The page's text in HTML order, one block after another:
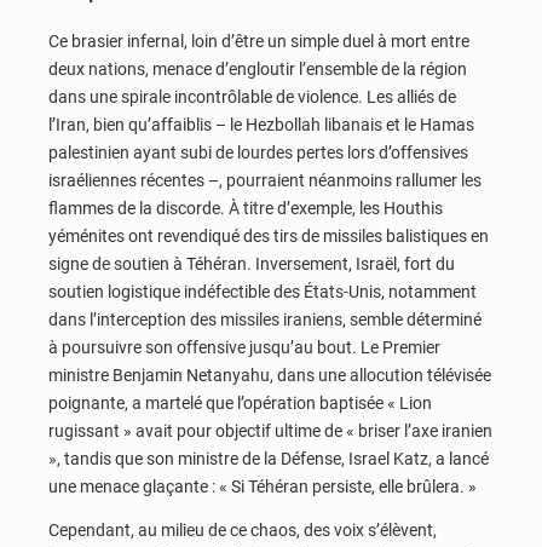
Ce brasier infernal, loin d’être un simple duel à mort entre
deux nations, menace d’engloutir l’ensemble de la région
dans une spirale incontrôlable de violence. Les alliés de
l’Iran, bien qu’affaiblis – le Hezbollah libanais et le Hamas
palestinien ayant subi de lourdes pertes lors d’offensives
israéliennes récentes –, pourraient néanmoins rallumer les
flammes de la discorde. À titre d’exemple, les Houthis
yéménites ont revendiqué des tirs de missiles balistiques en
signe de soutien à Téhéran. Inversement, Israël, fort du
soutien logistique indéfectible des États-Unis, notamment
dans l’interception des missiles iraniens, semble déterminé
à poursuivre son offensive jusqu’au bout. Le Premier
ministre Benjamin Netanyahu, dans une allocution télévisée
poignante, a martelé que l’opération baptisée « Lion
rugissant » avait pour objectif ultime de « briser l’axe iranien
», tandis que son ministre de la Défense, Israel Katz, a lancé
une menace glaçante : « Si Téhéran persiste, elle brûlera. »
Cependant, au milieu de ce chaos, des voix s’élèvent,